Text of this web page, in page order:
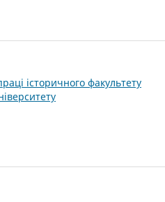
історичного факультету